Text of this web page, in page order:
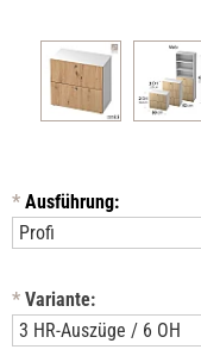
* Ausführung:
* Variante: